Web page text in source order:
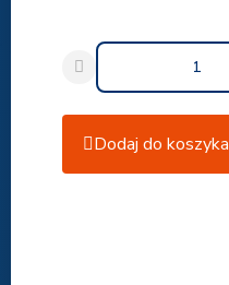
Dodaj do koszyka